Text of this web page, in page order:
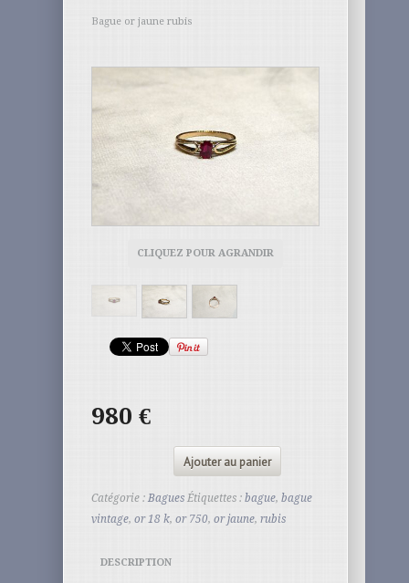
Bague or jaune rubis
CLIQUEZ POUR AGRANDIR
980 €
Ajouter au panier
Catégorie : Bagues Étiquettes : bague, bague
vintage, or 18 k, or 750, or jaune, rubis
DESCRIPTION